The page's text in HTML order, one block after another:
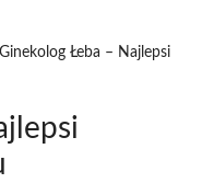
Ginekolog Łeba – Najlepsi